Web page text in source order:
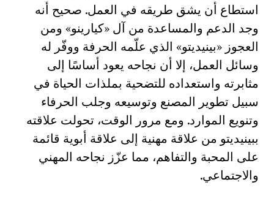
استطاع أن يشق طريقه في العمل. صحيح أنه
وجد الدعم والمساعدة من آل «كيارينو» ومن
العجوز «بينيديتو» الذي علّمه الحرفة ووفّر له
وسائل العمل، إلا أن نجاحه يعود أساسًا إلى
مثابرته واستعداده للتضحية بملذات الحياة في
سبيل تطوير المصنع وتوسيعه وجلب الحرفاء
وتنويع الموارد. ومع مرور الوقت، تحولت علاقته
ببينيديتو من علاقة مهنية إلى علاقة أبوية قائمة
على المحبة والتفاهم، مما عزّز نجاحه المهني
والاجتماعي.